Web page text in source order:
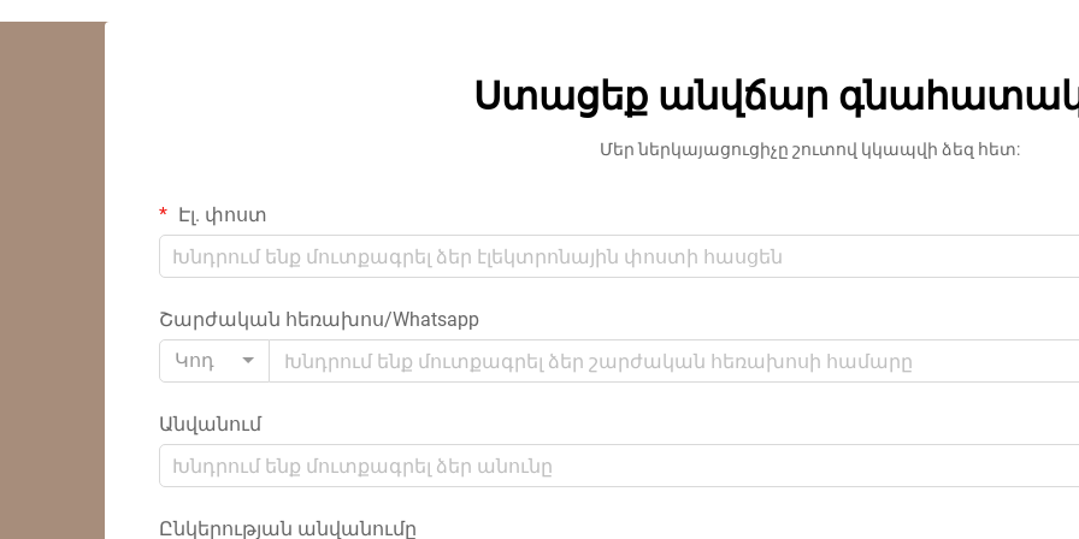
սանդուղքային դիզայների համար՝
Ստացեք անվճար
Մեր ներկայացուցիչը շուտով կկապվի ձեզ հետ:
Էլ. փոստ
Շարժական հեռախոս/Whatsapp
Կոդ
Անվանում
Ընկերության անվանումը